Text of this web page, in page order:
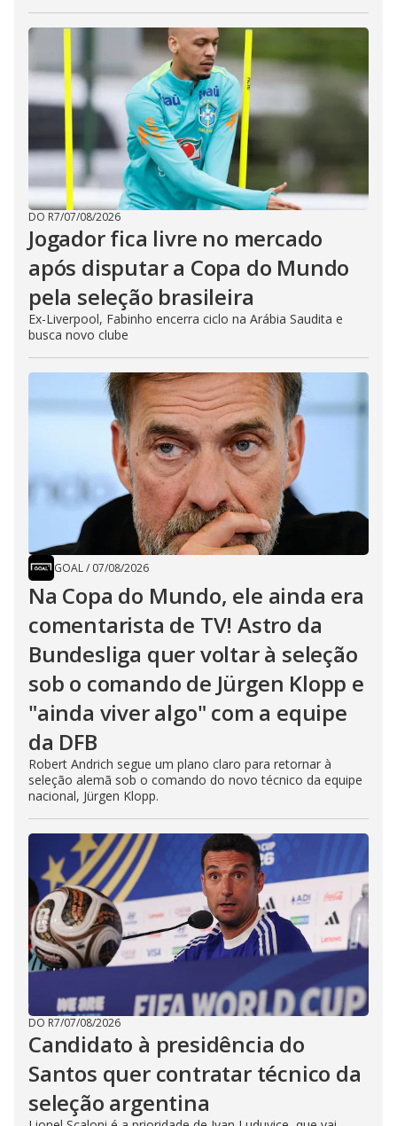
DO R7/07/08/2026
Jogador fica livre no mercado
após disputar a Copa do Mundo
pela seleção brasileira
Ex-Liverpool, Fabinho encerra ciclo na Arábia Saudita e
busca novo clube
GOAL/ 07/08/2026
Na Copa do Mundo, ele ainda era
comentarista de TV! Astro da
Bundesliga quer voltar à seleção
sob o comando de Jürgen Klopp e
"ainda viver algo" com a equipe
da DFB
Robert Andrich segue um plano claro para retornar à
seleção alemã sob o comando do novo técnico da equipe
nacional, Jürgen Klopp.
DO R7/07/08/2026
Candidato à presidência do
Santos quer contratar técnico da
seleção argentina